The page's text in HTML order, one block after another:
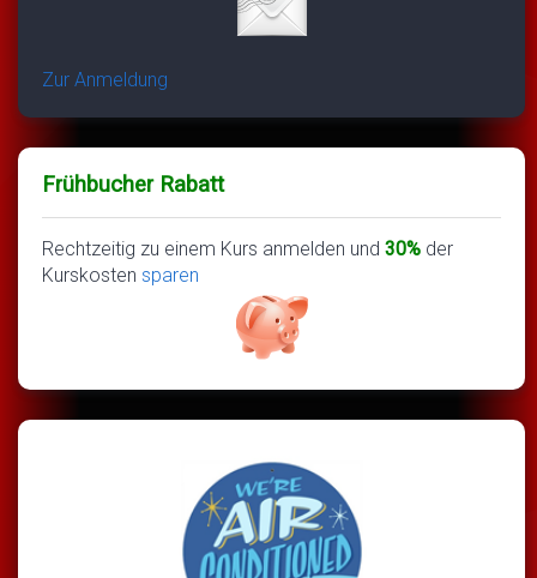
Zur Anmeldung
Frühbucher Rabatt
Rechtzeitig zu einem Kurs anmelden und 30% der
Kurskosten sparen